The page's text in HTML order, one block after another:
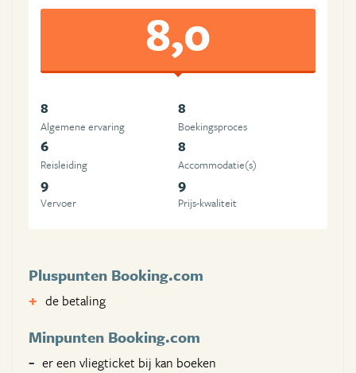
8,0
8
Algemene ervaring
8
Boekingsproces
6
Reisleiding
8
Accommodatie(s)
9
Vervoer
9
Prijs-kwaliteit
Pluspunten Booking.com
de betaling
Minpunten Booking.com
er een vliegticket bij kan boeken